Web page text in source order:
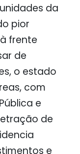
da
pior
frente
de
o estado
com
e
de
e